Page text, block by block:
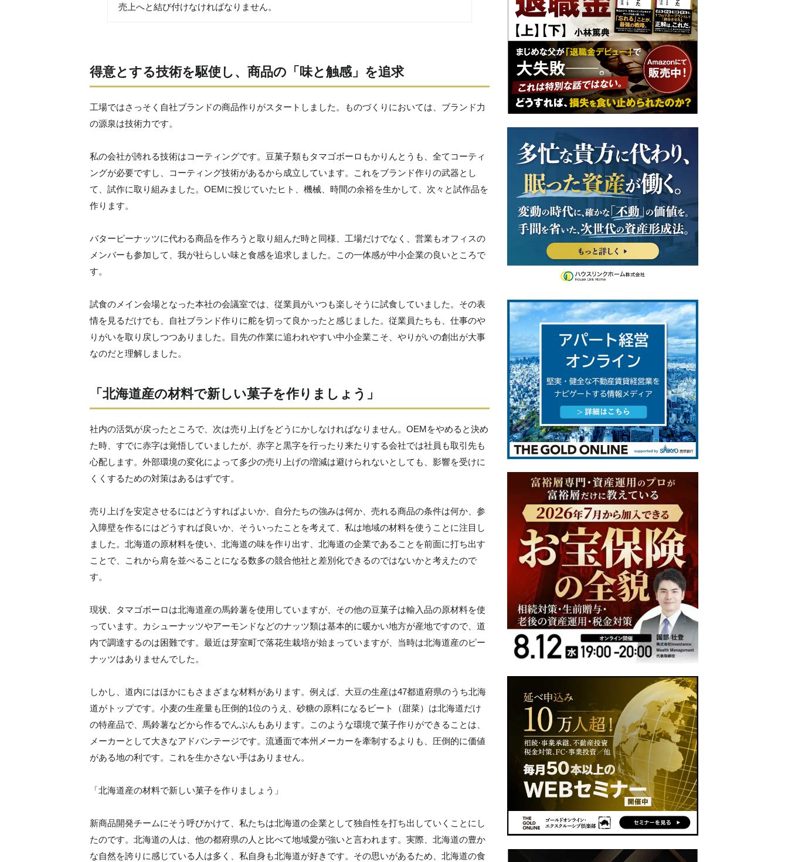
売上へと結び付けなければなりません。
得意とする技術を駆使し、商品の「味と触感」を追求
工場ではさっそく自社ブランドの商品作りがスタートしました。ものづくりにおいては、ブランド力
の源泉は技術力です。
私の会社が誇れる技術はコーティングです。豆菓子類もタマゴボーロもかりんとうも、全てコーティ
ングが必要ですし、コーティング技術があるから成立しています。これをブランド作りの武器とし
て、試作に取り組みました。OEMに投じていたヒト、機械、時間の余裕を生かして、次々と試作品を
作ります。
バターピーナッツに代わる商品を作ろうと取り組んだ時と同様、工場だけでなく、営業もオフィスの
メンバーも参加して、我が社らしい味と食感を追求しました。この一体感が中小企業の良いところで
す。
試食のメイン会場となった本社の会議室では、従業員がいつも楽しそうに試食していました。その表
情を見るだけでも、自社ブランド作りに舵を切って良かったと感じました。従業員たちも、仕事のや
りがいを取り戻しつつありました。目先の作業に追われやすい中小企業こそ、やりがいの創出が大事
なのだと理解しました。
「北海道産の材料で新しい菓子を作りましょう」
社内の活気が戻ったところで、次は売り上げをどうにかしなければなりません。OEMをやめると決め
た時、すでに赤字は覚悟していましたが、赤字と黒字を行ったり来たりする会社では社員も取引先も
心配します。外部環境の変化によって多少の売り上げの増減は避けられないとしても、影響を受けに
くくするための対策はあるはずです。
売り上げを安定させるにはどうすればよいか、自分たちの強みは何か、売れる商品の条件は何か、参
入障壁を作るにはどうすれば良いか、そういったことを考えて、私は地域の材料を使うことに注目し
ました。北海道の原材料を使い、北海道の味を作り出す、北海道の企業であることを前面に打ち出す
ことで、これから肩を並べることになる数多の競合他社と差別化できるのではないかと考えたので
す。
現状、タマゴボーロは北海道産の馬鈴薯を使用していますが、その他の豆菓子は輸入品の原材料を使
っています。カシューナッツやアーモンドなどのナッツ類は基本的に暖かい地方が産地ですので、道
内で調達するのは困難です。最近は芽室町で落花生栽培が始まっていますが、当時は北海道産のピー
ナッツはありませんでした。
しかし、道内にはほかにもさまざまな材料があります。例えば、大豆の生産は47都道府県のうち北海
道がトップです。小麦の生産量も圧倒的1位のうえ、砂糖の原料になるビート（甜菜）は北海道だけ
の特産品で、馬鈴薯などから作るでんぷんもあります。このような環境で菓子作りができることは、
メーカーとして大きなアドバンテージです。流通面で本州メーカーを牽制するよりも、圧倒的に価値
がある地の利です。これを生かさない手はありません。
「北海道産の材料で新しい菓子を作りましょう」
新商品開発チームにそう呼びかけて、私たちは北海道の企業として独自性を打ち出していくことにし
たのです。北海道の人は、他の都府県の人と比べて地域愛が強いと言われます。実際、北海道の豊か
な自然を誇りに感じている人は多く、私自身も北海道が好きです。その思いがあるため、北海道の食